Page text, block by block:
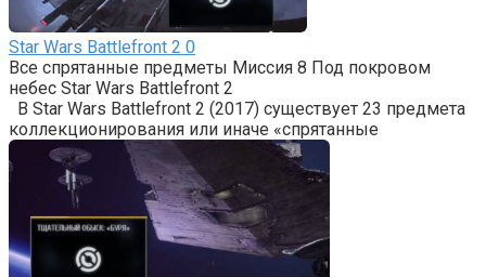
Star Wars Battlefront 2 0
Все спрятанные предметы Миссия 8 Под покровом
небес Star Wars Battlefront 2
В Star Wars Battlefront 2 (2017) существует 23 предмета
коллекционирования или иначе «спрятанные